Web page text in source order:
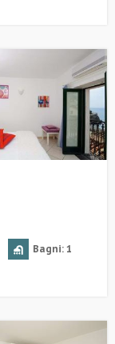
Bagni: 1